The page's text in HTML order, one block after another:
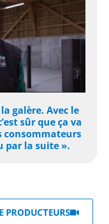
galère. Avec le
sûr que ça va
consommateurs
par la suite ».
PRODUCTEURS